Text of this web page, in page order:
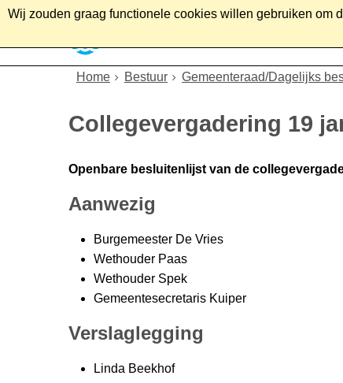
Wij zouden graag functionele cookies willen gebruiken om
Home Bestuur Gemeenteraad/Dagelijks
Collegevergadering 19
Openbare besluitenlijst van de
Aanwezig
Burgemeester De Vries
Wethouder Paas
Wethouder Spek
Gemeentesecretaris Kuiper
Verslaglegging
Linda Beekhof